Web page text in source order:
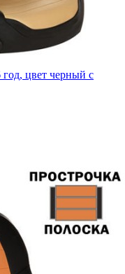
цвет черный с